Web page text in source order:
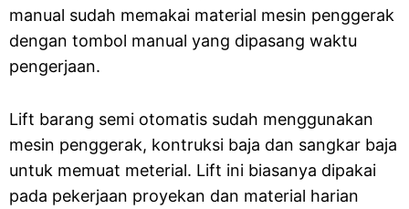
manual sudah memakai material mesin penggerak
dengan tombol manual yang dipasang waktu
pengerjaan.
Lift barang semi otomatis sudah menggunakan
mesin penggerak, kontruksi baja dan sangkar baja
untuk memuat meterial. Lift ini biasanya dipakai
pada pekerjaan proyekan dan material harian